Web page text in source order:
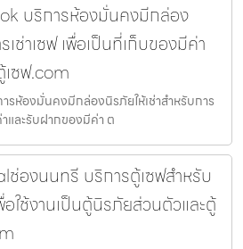
บริการห้องมั่นคงมีกล่อง
เช่าเซฟ เพื่อเป็นที่เก็บของมีค่า
ซฟ.com
รห้องมั่นคงมีกล่องนิรภัยให้เช่าสำหรับการ
และรับฝากของมีค่า ต
องนนทรี บริการตู้เซฟสำหรับ
อใช้งานเป็นตู้นิรภัยส่วนตัวและตู้